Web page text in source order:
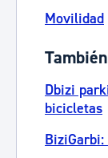
Movilidad
Dbizi
bicicletas